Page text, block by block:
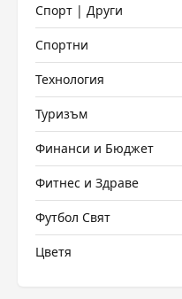
Спорт | Други
Спортни
Технология
Туризъм
Финанси и Бюджет
Фитнес и Здраве
Футбол Свят
Цветя